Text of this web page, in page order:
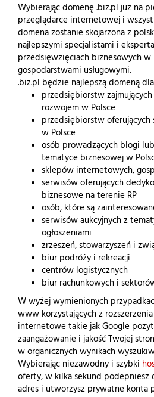
Wybierając domenę .biz.pl już na
przeglądarce internetowej i
domena zostanie skojarzona z
najlepszymi specjalistami i
przedsięwzięciach biznesowych w
gospodarstwami usługowymi.
.biz.pl będzie najlepszą domeną
przedsiębiorstw
rozwojem w Polsce
przedsiębiorstw oferujących
w Polsce
osób prowadzących blogi
tematyce biznesowej w
sklepów internetowych,
serwisów oferujących
biznesowe na terenie RP
osób, które są
serwisów aukcyjnych z
ogłoszeniami
zrzeszeń, stowarzyszeń i
biur podróży i rekreacji
centrów logistycznych
biur rachunkowych i
W wyżej wymienionych
www korzystających z
internetowe takie jak Google
zaangażowanie i jakość Twojej
w organicznych wynikach
Wybierając niezawodny i szybki
oferty, w kilka sekund podepniesz
adres i utworzysz prywatne konta